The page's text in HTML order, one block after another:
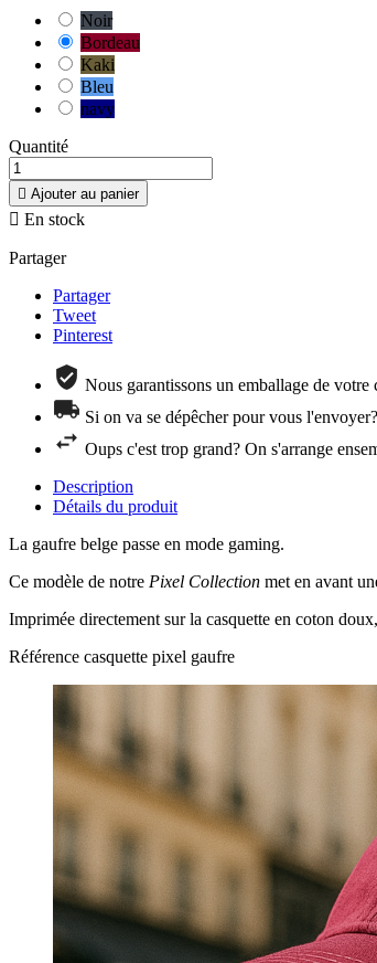
Noir
Bordeau
Kaki
Bleu
navy
Quantité
 Ajouter au panier
 En stock
Partager
Partager
Tweet
Pinterest
Nous garantissons un emballage de
Si on va se dépêcher pour vous
Oups c'est trop grand? On s'arrange
Description
Détails du produit
La gaufre belge passe en mode gaming.
Ce modèle de notre Pixel Collection met en avant
Imprimée directement sur la casquette en coton
Référence casquette pixel gaufre